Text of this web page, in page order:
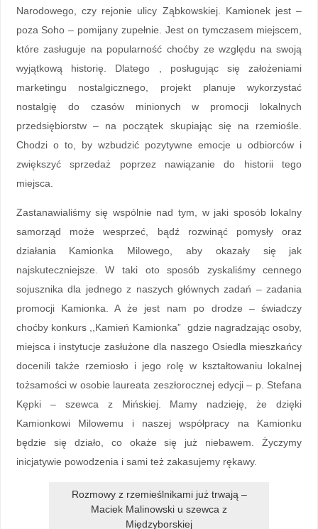
Narodowego, czy rejonie ulicy Ząbkowskiej. Kamionek jest –
poza Soho – pomijany zupełnie. Jest on tymczasem miejscem,
które zasługuje na popularność choćby ze względu na swoją
wyjątkową historię. Dlatego , posługując się założeniami
marketingu nostalgicznego, projekt planuje wykorzystać
nostalgię do czasów minionych w promocji lokalnych
przedsiębiorstw – na początek skupiając się na rzemiośle.
Chodzi o to, by wzbudzić pozytywne emocje u odbiorców i
zwiększyć sprzedaż poprzez nawiązanie do historii tego
miejsca.
Zastanawialiśmy się wspólnie nad tym, w jaki sposób lokalny
samorząd może wesprzeć, bądź rozwinąć pomysły oraz
działania Kamionka Milowego, aby okazały się jak
najskuteczniejsze. W taki oto sposób zyskaliśmy cennego
sojusznika dla jednego z naszych głównych zadań – zadania
promocji Kamionka. A że jest nam po drodze – świadczy
choćby konkurs ,,Kamień Kamionka” gdzie nagradzając osoby,
miejsca i instytucje zasłużone dla naszego Osiedla mieszkańcy
docenili także rzemiosło i jego rolę w kształtowaniu lokalnej
tożsamości w osobie laureata zeszłorocznej edycji – p. Stefana
Kępki – szewca z Mińskiej. Mamy nadzieję, że dzięki
Kamionkowi Milowemu i naszej współpracy na Kamionku
będzie się działo, co okaże się już niebawem. Życzymy
inicjatywie powodzenia i sami też zakasujemy rękawy.
Rozmowy z rzemieślnikami już trwają –
Maciek Malinowski u szewca z
Międzyborskiej